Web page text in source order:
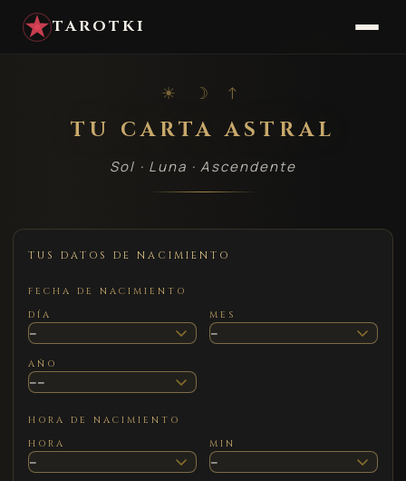
TAROTKI
☀ ☽ ↑
TU CARTA ASTRAL
Sol · Luna · Ascendente
TUS DATOS DE NACIMIENTO
FECHA DE NACIMIENTO
DÍA
MES
AÑO
HORA DE NACIMIENTO
HORA
MIN